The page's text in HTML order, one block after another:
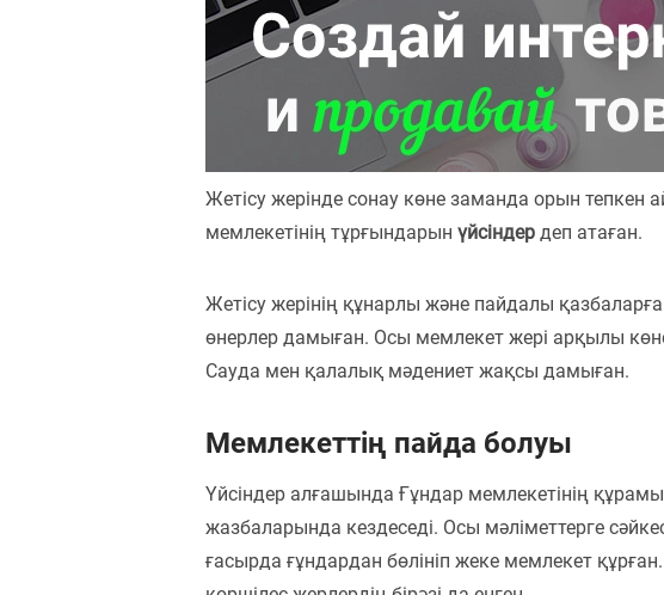
Жетісу жерінде сонау көне заманда орын тепкен
мемлекетінің тұрғындарын үйсіндер деп атаған.
Жетісу жерінің құнарлы және пайдалы
өнерлер дамыған. Осы мемлекет жері арқылы
Сауда мен қалалық мәдениет жақсы дамыған.
Мемлекеттің пайда болуы
Үйсіндер алғашында Ғұндар мемлекетінің
жазбаларында кездеседі. Осы мәліметтерге
ғасырда ғұндардан бөлініп жеке мемлекет құрған.